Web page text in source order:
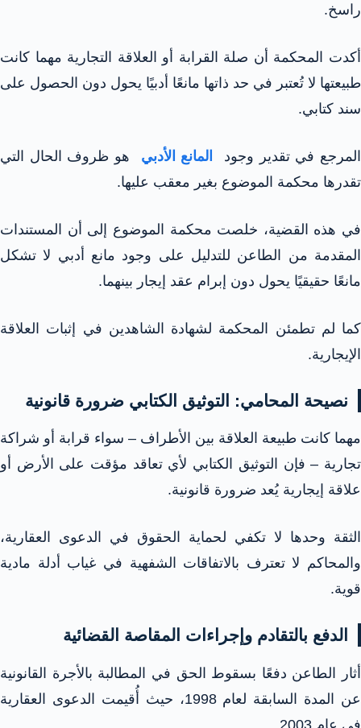
راسخ.
أكدت المحكمة أن صلة القرابة أو العلاقة التجارية مهما كانت
طبيعتها لا تُعتبر في حد ذاتها مانعًا أدبيًا يحول دون الحصول على
سند كتابي.
المرجع في تقدير وجود المانع الأدبي هو ظروف الحال التي
تقدرها محكمة الموضوع بغير معقب عليها.
في هذه القضية، خلصت محكمة الموضوع إلى أن المستندات
المقدمة من الطاعن للتدليل على وجود مانع أدبي لا تشكل
مانعًا حقيقيًا يحول دون إبرام عقد إيجار بينهما.
كما لم تطمئن المحكمة لشهادة الشاهدين في إثبات العلاقة
الإيجارية.
نصيحة المحامي: التوثيق الكتابي ضرورة قانونية
مهما كانت طبيعة العلاقة بين الأطراف – سواء قرابة أو شراكة
تجارية – فإن التوثيق الكتابي لأي تعاقد مؤقت على الأرض أو
علاقة إيجارية يُعد ضرورة قانونية.
الثقة وحدها لا تكفي لحماية الحقوق في الدعوى العقارية،
والمحاكم لا تعترف بالاتفاقات الشفهية في غياب أدلة مادية
قوية.
الدفع بالتقادم وإجراءات المقاصة القضائية
أثار الطاعن دفعًا بسقوط الحق في المطالبة بالأجرة القانونية
عن المدة السابقة لعام 1998، حيث أُقيمت الدعوى العقارية